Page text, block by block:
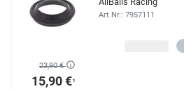
Art.Nr.: 7957111
23,90 €
15,90 €¹